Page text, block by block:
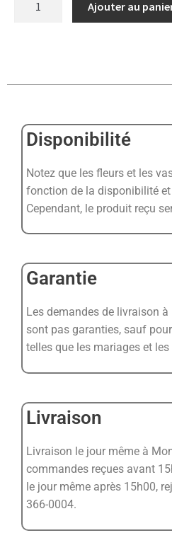
Ajouter au
Disponibilité
Notez que les fleurs et les
fonction de la disponibilité
Cependant, le produit reçu
Garantie
Les demandes de livraison
sont pas garanties, sauf
telles que les mariages et
Livraison
Livraison le jour même à
commandes reçues avant
le jour même après 15h00,
366-0004.